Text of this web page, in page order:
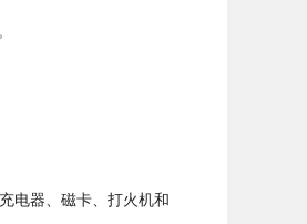
电器、磁卡、打火机和